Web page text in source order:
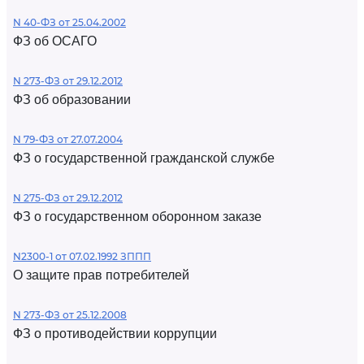
N 40-ФЗ от 25.04.2002
ФЗ об ОСАГО
N 273-ФЗ от 29.12.2012
ФЗ об образовании
N 79-ФЗ от 27.07.2004
ФЗ о государственной гражданской службе
N 275-ФЗ от 29.12.2012
ФЗ о государственном оборонном заказе
N2300-1 от 07.02.1992 ЗППП
О защите прав потребителей
N 273-ФЗ от 25.12.2008
ФЗ о противодействии коррупции